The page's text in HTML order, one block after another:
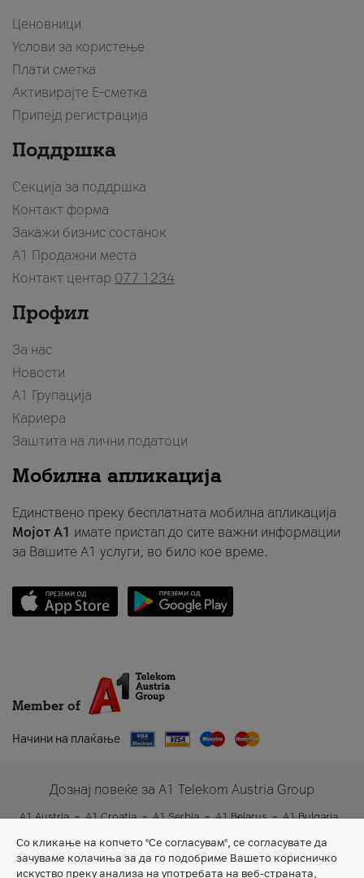
Ценовници
Услови за користење
Плати сметка
Активирајте Е-сметка
Припејд регистрација
Поддршка
Секција за поддршка
Контакт форма
Закажи бизнис состанок
A1 Продажни места
Контакт центар 077 1234
Профил
За нас
Новости
А1 Групација
Кариера
Заштита на лични податоци
Мобилна апликација
Единствено преку бесплатната мобилна апликација
Мојот A1 имате пристап до сите важни информации
за Вашите A1 услуги, во било кое време.
Member of
Начини на плаќање
Дознај повеќе за A1 Telekom Austria Group
A1 Austria A1 Croatia A1 Serbia A1 Belarus
A1 Bulgaria
Со кликање на копчето "Се согласувам", се согласувате да
зачуваме колачиња за да го подобриме Вашето корисничко
искуство преку анализа на употребата на веб-страната,